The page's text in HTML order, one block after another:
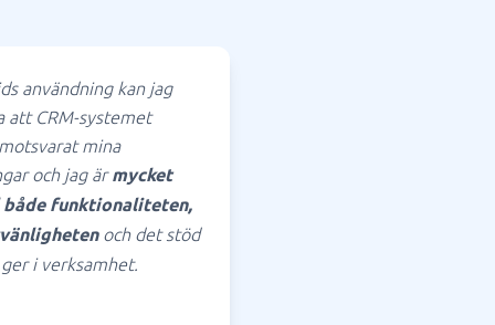
användning kan jag
att CRM-systemet
mina
och jag ärmycket
både funktionaliteten,
och det stöd
i verksamhet.